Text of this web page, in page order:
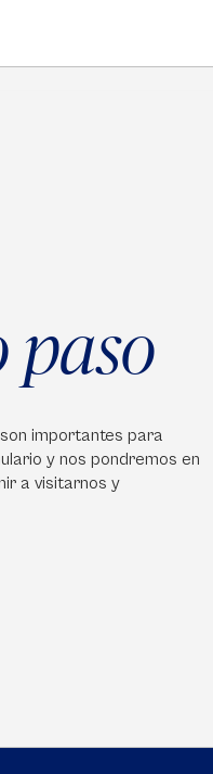
importantes para
y nos pondremos en
a visitarnos y